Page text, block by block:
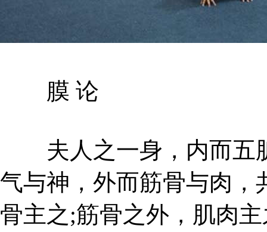
膜 论
夫人之一身，内而五
气与神，外而筋骨与肉，
骨主之;筋骨之外，肌肉